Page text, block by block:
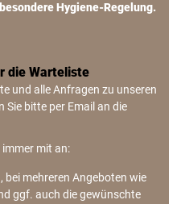
Hygiene-Regelung.
die Warteliste
und alle Anfragen zu unseren
Sie bitte per Email an die
immer mit an:
bei mehreren Angeboten wie
ggf. auch die gewünschte